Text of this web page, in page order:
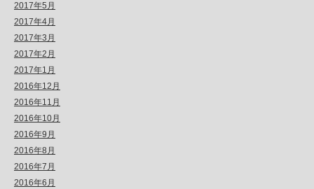
2017年5月
2017年4月
2017年3月
2017年2月
2017年1月
2016年12月
2016年11月
2016年10月
2016年9月
2016年8月
2016年7月
2016年6月